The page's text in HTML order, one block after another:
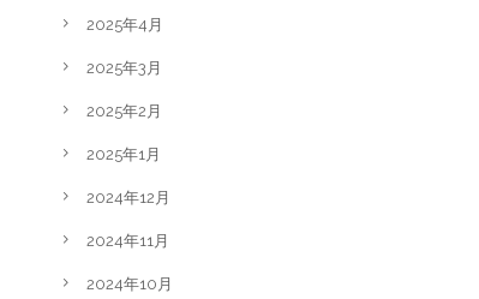
2025年4月
2025年3月
2025年2月
2025年1月
2024年12月
2024年11月
2024年10月